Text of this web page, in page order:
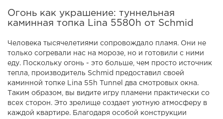
Огонь как украшение: туннельная
каминная топка Lina 5580h от Schmid
Человека тысячелетиями сопровождало пламя. Они не
только согревали нас на морозе, но и готовили с ними
еду. Поскольку огонь - это больше, чем просто источник
тепла, производитель Schmid предоставил своей
каминной топке Lina 55h Tunnel два смотровых окна.
Таким образом, вы видите игру пламени практически со
всех сторон. Это зрелище создает уютную атмосферу в
каждой квартире. Благодаря особой конструкции